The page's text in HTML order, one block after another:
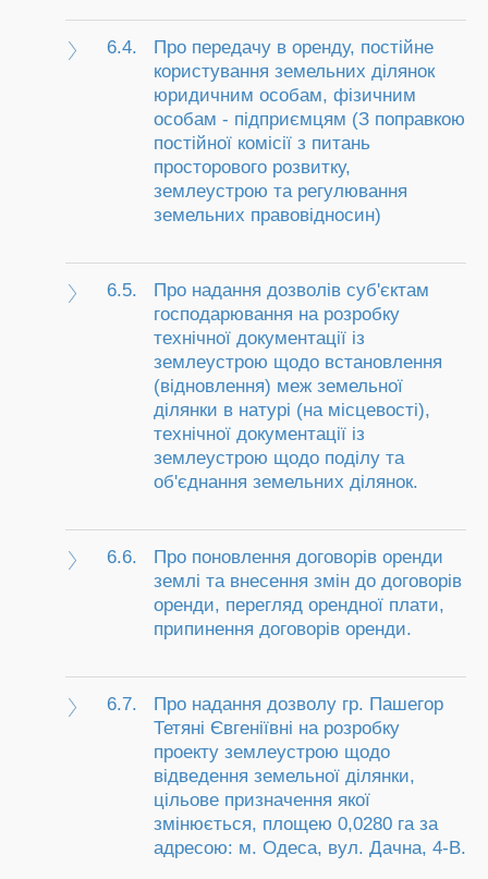
6.4.
Про передачу в оренду, постійне
користування земельних ділянок
юридичним особам, фізичним
особам - підприємцям (З поправкою
постійної комісії з питань
просторового розвитку,
землеустрою та регулювання
земельних правовідносин)
6.5.
Про надання дозволів суб'єктам
господарювання на розробку
технічної документації із
землеустрою щодо встановлення
(відновлення) меж земельної
ділянки в натурі (на місцевості),
технічної документації із
землеустрою щодо поділу та
об'єднання земельних ділянок.
6.6.
Про поновлення договорів оренди
землі та внесення змін до договорів
оренди, перегляд орендної плати,
припинення договорів оренди.
6.7.
Про надання дозволу гр. Пашегор
Тетяні Євгеніївні на розробку
проекту землеустрою щодо
відведення земельної ділянки,
цільове призначення якої
змінюється, площею 0,0280 га за
адресою: м. Одеса, вул. Дачна, 4-В.